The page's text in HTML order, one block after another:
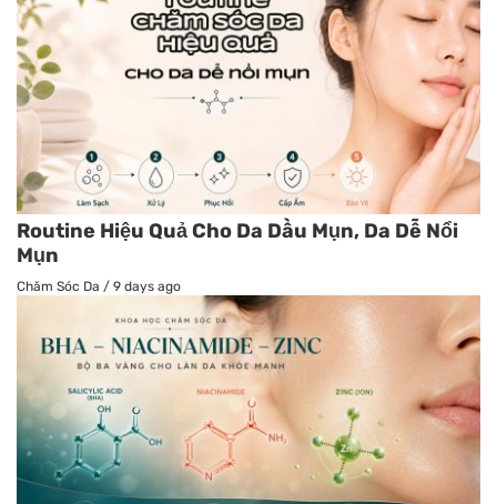
Routine Hiệu Quả Cho Da Dầu Mụn, Da Dễ Nổi
Mụn
Chăm Sóc Da / 9 days ago